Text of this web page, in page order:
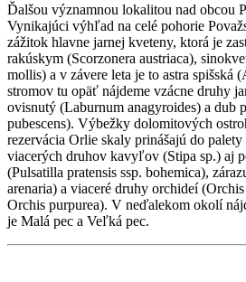
Ďalšou významnou lokalitou nad obcou
Vynikajúci výhľad na celé pohorie
zážitok hlavne jarnej kveteny, ktorá je
rakúskym (Scorzonera austriaca),
mollis) a v závere leta je to astra spišská
stromov tu opäť nájdeme vzácne druhy
ovisnutý (Laburnum anagyroides) a dub
pubescens). Výbežky dolomitových
rezervácia Orlie skaly prinášajú do
viacerých druhov kavyľov (Stipa sp.) aj
(Pulsatilla pratensis ssp. bohemica),
arenaria) a viaceré druhy orchideí
Orchis purpurea). V neďalekom okolí
je Malá pec a Veľká pec.